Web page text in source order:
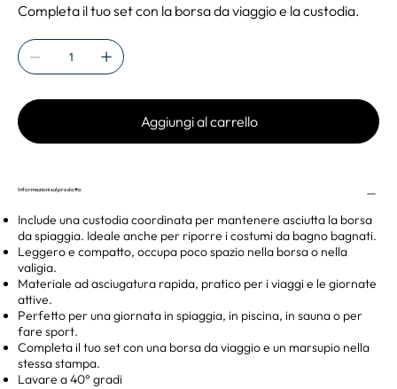
Completa il tuo set con la borsa da viaggio e la custodia.
Aggiungi al carrello
Informazioni sul prodotto
Include una custodia coordinata per mantenere asciutta la borsa
da spiaggia. Ideale anche per riporre i costumi da bagno bagnati.
Leggero e compatto, occupa poco spazio nella borsa o nella
valigia.
Materiale ad asciugatura rapida, pratico per i viaggi e le giornate
attive.
Perfetto per una giornata in spiaggia, in piscina, in sauna o per
fare sport.
Completa il tuo set con una borsa da viaggio e un marsupio nella
stessa stampa.
Lavare a 40° gradi